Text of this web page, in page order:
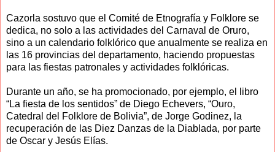
Cazorla sostuvo que el Comité de Etnografía y Folklore se
dedica, no solo a las actividades del Carnaval de Oruro,
sino a un calendario folklórico que anualmente se realiza en
las 16 provincias del departamento, haciendo propuestas
para las fiestas patronales y actividades folklóricas.
Durante un año, se ha promocionado, por ejemplo, el libro
“La fiesta de los sentidos” de Diego Echevers, “Ouro,
Catedral del Folklore de Bolivia”, de Jorge Godinez, la
recuperación de las Diez Danzas de la Diablada, por parte
de Oscar y Jesús Elías.